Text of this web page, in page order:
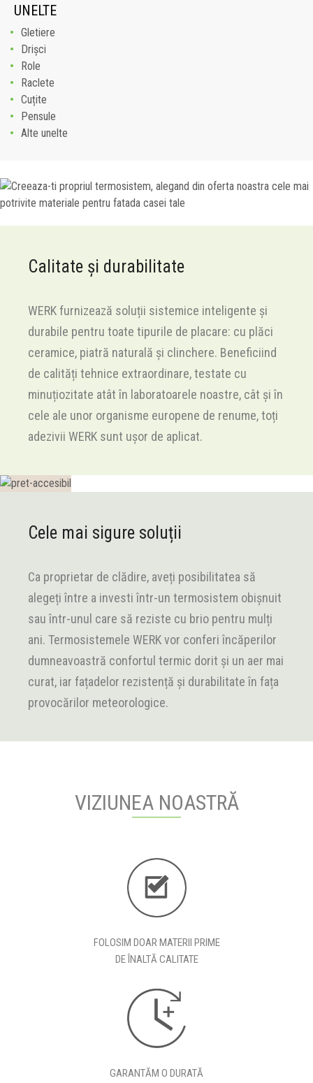
UNELTE
Gletiere
Drișci
Role
Raclete
Cuțite
Pensule
Alte unelte
Calitate și durabilitate
WERK furnizează soluții sistemice inteligente și
durabile pentru toate tipurile de placare: cu plăci
ceramice, piatră naturală și clinchere. Beneficiind
de calități tehnice extraordinare, testate cu
minuțiozitate atât în laboratoarele noastre, cât și în
cele ale unor organisme europene de renume, toți
adezivii WERK sunt ușor de aplicat.
Cele mai sigure soluții
Ca proprietar de clădire, aveți posibilitatea să
alegeți între a investi într-un termosistem obișnuit
sau într-unul care să reziste cu brio pentru mulți
ani. Termosistemele WERK vor conferi încăperilor
dumneavoastră confortul termic dorit și un aer mai
curat, iar fațadelor rezistență și durabilitate în fața
provocărilor meteorologice.
VIZIUNEA NOASTRĂ
FOLOSIM DOAR MATERII PRIME
DE ÎNALTĂ CALITATE
GARANTĂM O DURATĂ